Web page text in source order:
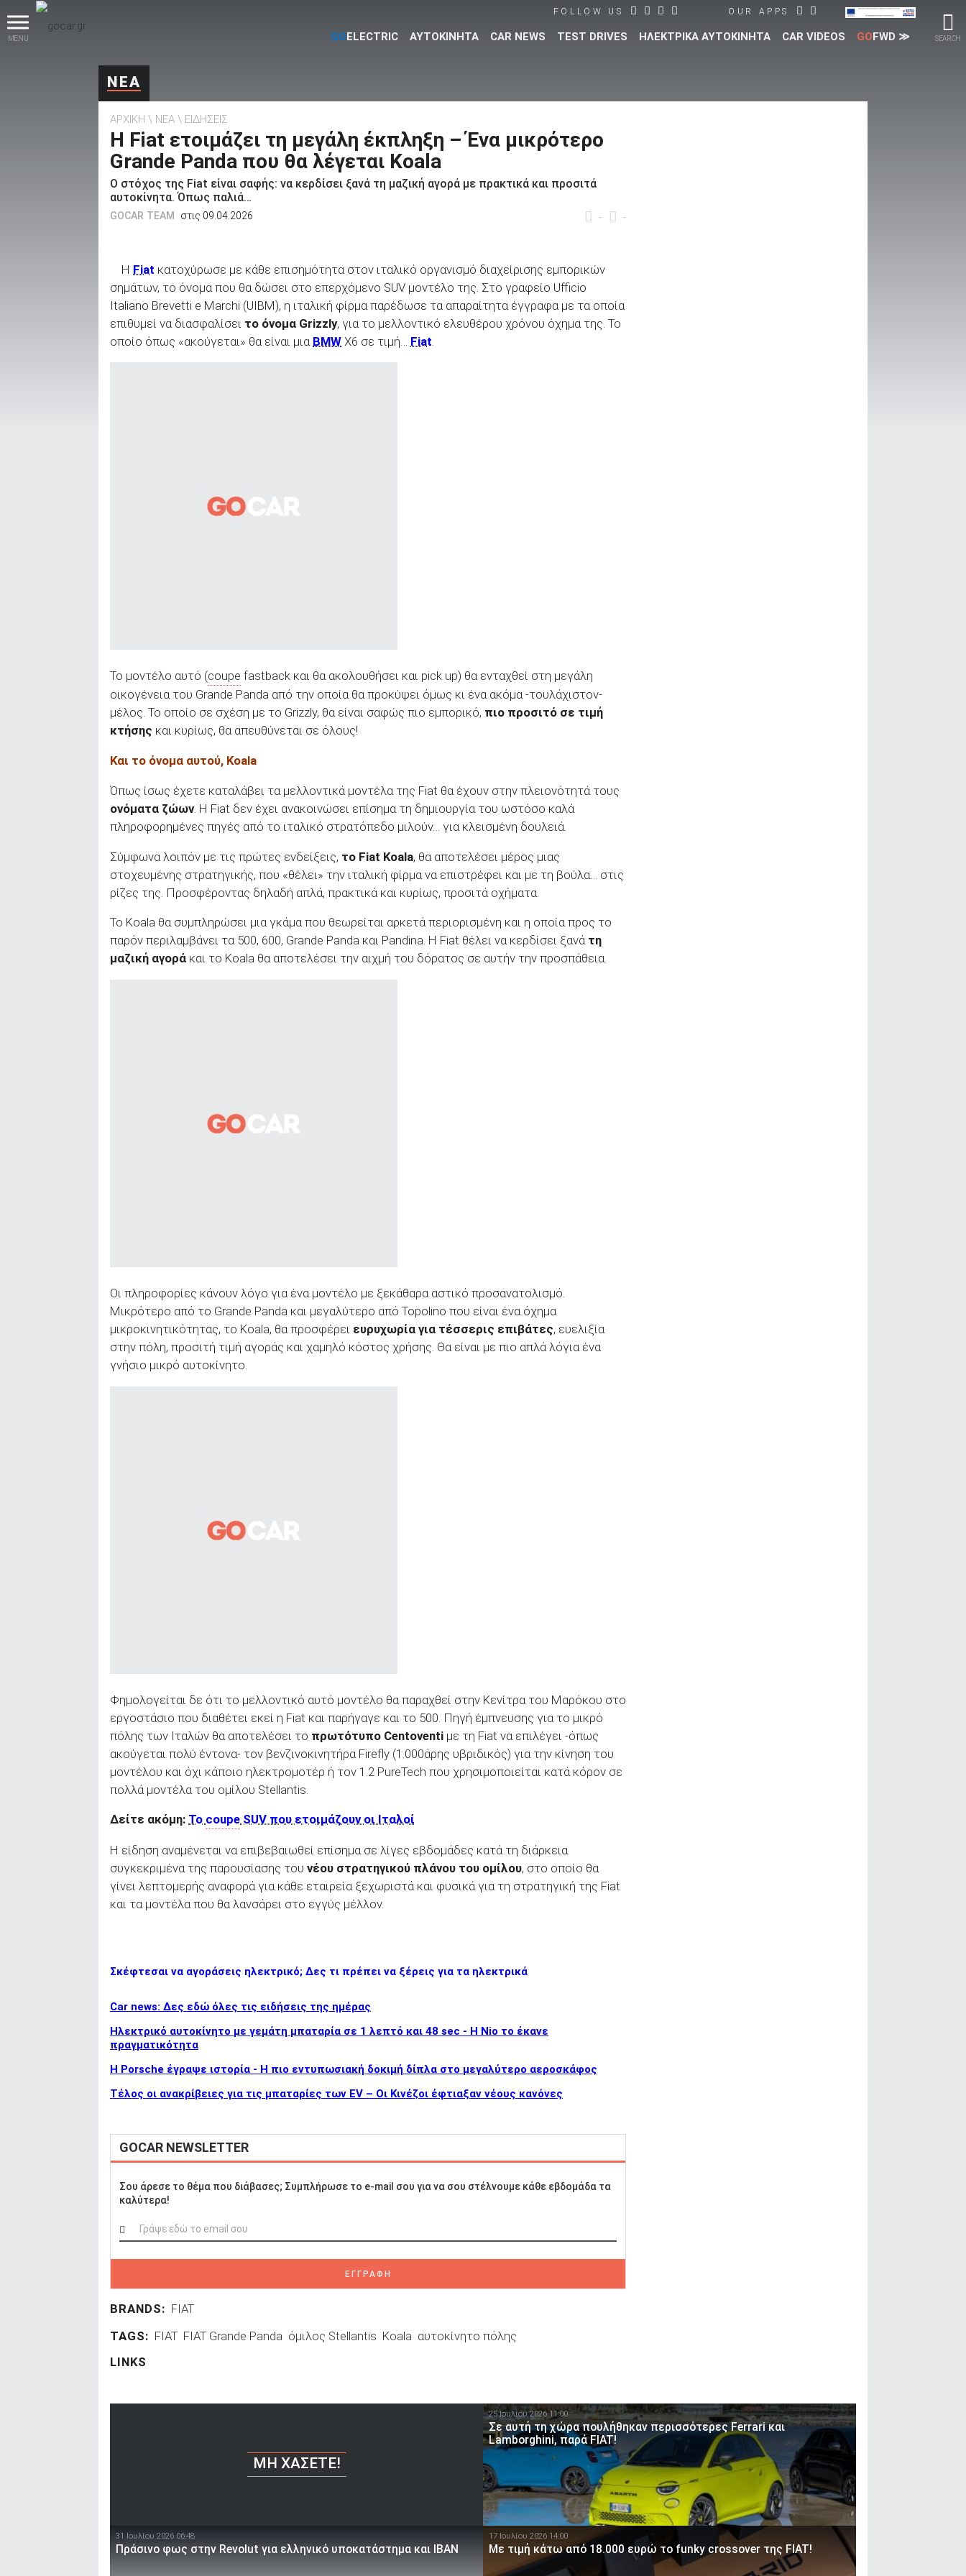
MENU SEARCH
FOLLOW US OUR APPS
GOELECTRIC ΑΥΤΟΚΙΝΗΤΑ CAR NEWS TEST DRIVES ΗΛΕΚΤΡΙΚΑ ΑΥΤΟΚΙΝΗΤΑ CAR VIDEOS GOFWD ≫
Βρες τα πάντα για το αυτοκίνητο!
βρες το!
ΝΕΑ
ΑΡΧΙΚΗ ΝΕΑ ΕΙΔΗΣΕΙΣ
Η Fiat ετοιμάζει τη μεγάλη έκπληξη – Ένα μικρότερο
Grande Panda που θα λέγεται Koala
Ο στόχος της Fiat είναι σαφής: να κερδίσει ξανά τη μαζική αγορά με πρακτικά και προσιτά
αυτοκίνητα. Όπως παλιά…
- -
GOCAR TEAM στις 09.04.2026
Η Fiat κατοχύρωσε με κάθε επισημότητα στον ιταλικό οργανισμό διαχείρισης εμπορικών
σημάτων, το όνομα που θα δώσει στο επερχόμενο SUV μοντέλο της. Στο γραφείο Ufficio
Italiano Brevetti e Marchi (UIBM), η ιταλική φίρμα παρέδωσε τα απαραίτητα έγγραφα με τα οποία
επιθυμεί να διασφαλίσει το όνομα Grizzly, για το μελλοντικό ελευθέρου χρόνου όχημα της. Το
οποίο όπως «ακούγεται» θα είναι μια BMW X6 σε τιμή… Fiat
Το μοντέλο αυτό (coupe fastback και θα ακολουθήσει και pick up) θα ενταχθεί στη μεγάλη
οικογένεια του Grande Panda από την οποία θα προκύψει όμως κι ένα ακόμα -τουλάχιστον-
μέλος. Το οποίο σε σχέση με το Grizzly, θα είναι σαφώς πιο εμπορικό, πιο προσιτό σε τιμή
κτήσης και κυρίως, θα απευθύνεται σε όλους!
Και το όνομα αυτού, Koala
Όπως ίσως έχετε καταλάβει τα μελλοντικά μοντέλα της Fiat θα έχουν στην πλειονότητά τους
ονόματα ζώων. Η Fiat δεν έχει ανακοινώσει επίσημα τη δημιουργία του ωστόσο καλά
πληροφορημένες πηγές από το ιταλικό στρατόπεδο μιλούν… για κλεισμένη δουλειά.
Σύμφωνα λοιπόν με τις πρώτες ενδείξεις, το Fiat Koala, θα αποτελέσει μέρος μιας
στοχευμένης στρατηγικής, που «θέλει» την ιταλική φίρμα να επιστρέφει και με τη βούλα… στις
ρίζες της. Προσφέροντας δηλαδή απλά, πρακτικά και κυρίως, προσιτά οχήματα.
Το Koala θα συμπληρώσει μια γκάμα που θεωρείται αρκετά περιορισμένη και η οποία προς το
παρόν περιλαμβάνει τα 500, 600, Grande Panda και Pandina. Η Fiat θέλει να κερδίσει ξανά τη
μαζική αγορά και το Koala θα αποτελέσει την αιχμή του δόρατος σε αυτήν την προσπάθεια.
Οι πληροφορίες κάνουν λόγο για ένα μοντέλο με ξεκάθαρα αστικό προσανατολισμό.
Μικρότερο από το Grande Panda και μεγαλύτερο από Topolino που είναι ένα όχημα
μικροκινητικότητας, το Koala, θα προσφέρει ευρυχωρία για τέσσερις επιβάτες, ευελιξία
στην πόλη, προσιτή τιμή αγοράς και χαμηλό κόστος χρήσης. Θα είναι με πιο απλά λόγια ένα
γνήσιο μικρό αυτοκίνητο.
Φημολογείται δε ότι το μελλοντικό αυτό μοντέλο θα παραχθεί στην Κενίτρα του Μαρόκου στο
εργοστάσιο που διαθέτει εκεί η Fiat και παρήγαγε και το 500. Πηγή έμπνευσης για το μικρό
πόλης των Ιταλών θα αποτελέσει το πρωτότυπο Centoventi με τη Fiat να επιλέγει -όπως
ακούγεται πολύ έντονα- τον βενζινοκινητήρα Firefly (1.000άρης υβριδικός) για την κίνηση του
μοντέλου και όχι κάποιο ηλεκτρομοτέρ ή τον 1.2 PureTech που χρησιμοποιείται κατά κόρον σε
πολλά μοντέλα του ομίλου Stellantis.
Δείτε ακόμη: Το coupe SUV που ετοιμάζουν οι Ιταλοί
Η είδηση αναμένεται να επιβεβαιωθεί επίσημα σε λίγες εβδομάδες κατά τη διάρκεια
συγκεκριμένα της παρουσίασης του νέου στρατηγικού πλάνου του ομίλου, στο οποίο θα
γίνει λεπτομερής αναφορά για κάθε εταιρεία ξεχωριστά και φυσικά για τη στρατηγική της Fiat
και τα μοντέλα που θα λανσάρει στο εγγύς μέλλον.
Σκέφτεσαι να αγοράσεις ηλεκτρικό; Δες τι πρέπει να ξέρεις για τα ηλεκτρικά
Car news: Δες εδώ όλες τις ειδήσεις της ημέρας
Ηλεκτρικό αυτοκίνητο με γεμάτη μπαταρία σε 1 λεπτό και 48 sec - Η Nio το έκανε
πραγματικότητα
H Porsche έγραψε ιστορία - H πιο εντυπωσιακή δοκιμή δίπλα στο μεγαλύτερο αεροσκάφος
Τέλος οι ανακρίβειες για τις μπαταρίες των EV – Οι Κινέζοι έφτιαξαν νέους κανόνες
GOCAR NEWSLETTER
Σου άρεσε το θέμα που διάβασες; Συμπλήρωσε το e-mail σου για να σου στέλνουμε κάθε εβδομάδα τα
καλύτερα!
ΕΓΓΡΑΦΗ
BRANDS: FIAT
TAGS: FIAT FIAT Grande Panda όμιλος Stellantis Koala αυτοκίνητο πόλης
LINKS
ΜΗ ΧΆΣΕΤΕ!
25 Ιουλίου 2026 11:00
Σε αυτή τη χώρα πουλήθηκαν περισσότερες Ferrari και
Lamborghini, παρά FIAT!
31 Ιουλίου 2026 06:48
Πράσινο φως στην Revolut για ελληνικό υποκατάστημα και IBAN
17 Ιουλίου 2026 14:00
Με τιμή κάτω από 18.000 ευρώ το funky crossover της FIAT!